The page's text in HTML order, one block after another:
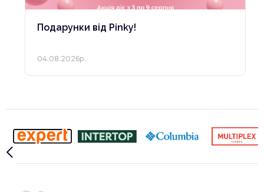
Подарунки від Pinky!
04.08.2026р.